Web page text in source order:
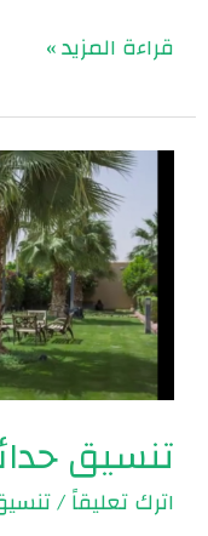
قراءة المزيد »
تنسيق
اترك تعليقاً/
تنسيق
حدائق
الرياض
مع
الريان